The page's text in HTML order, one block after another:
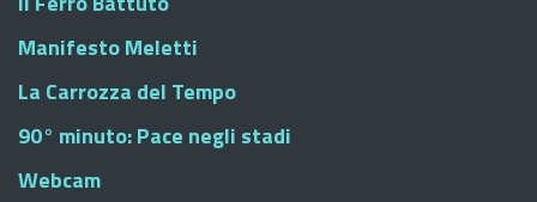
Manifesto Meletti
La Carrozza del Tempo
90° minuto: Pace negli stadi
Webcam